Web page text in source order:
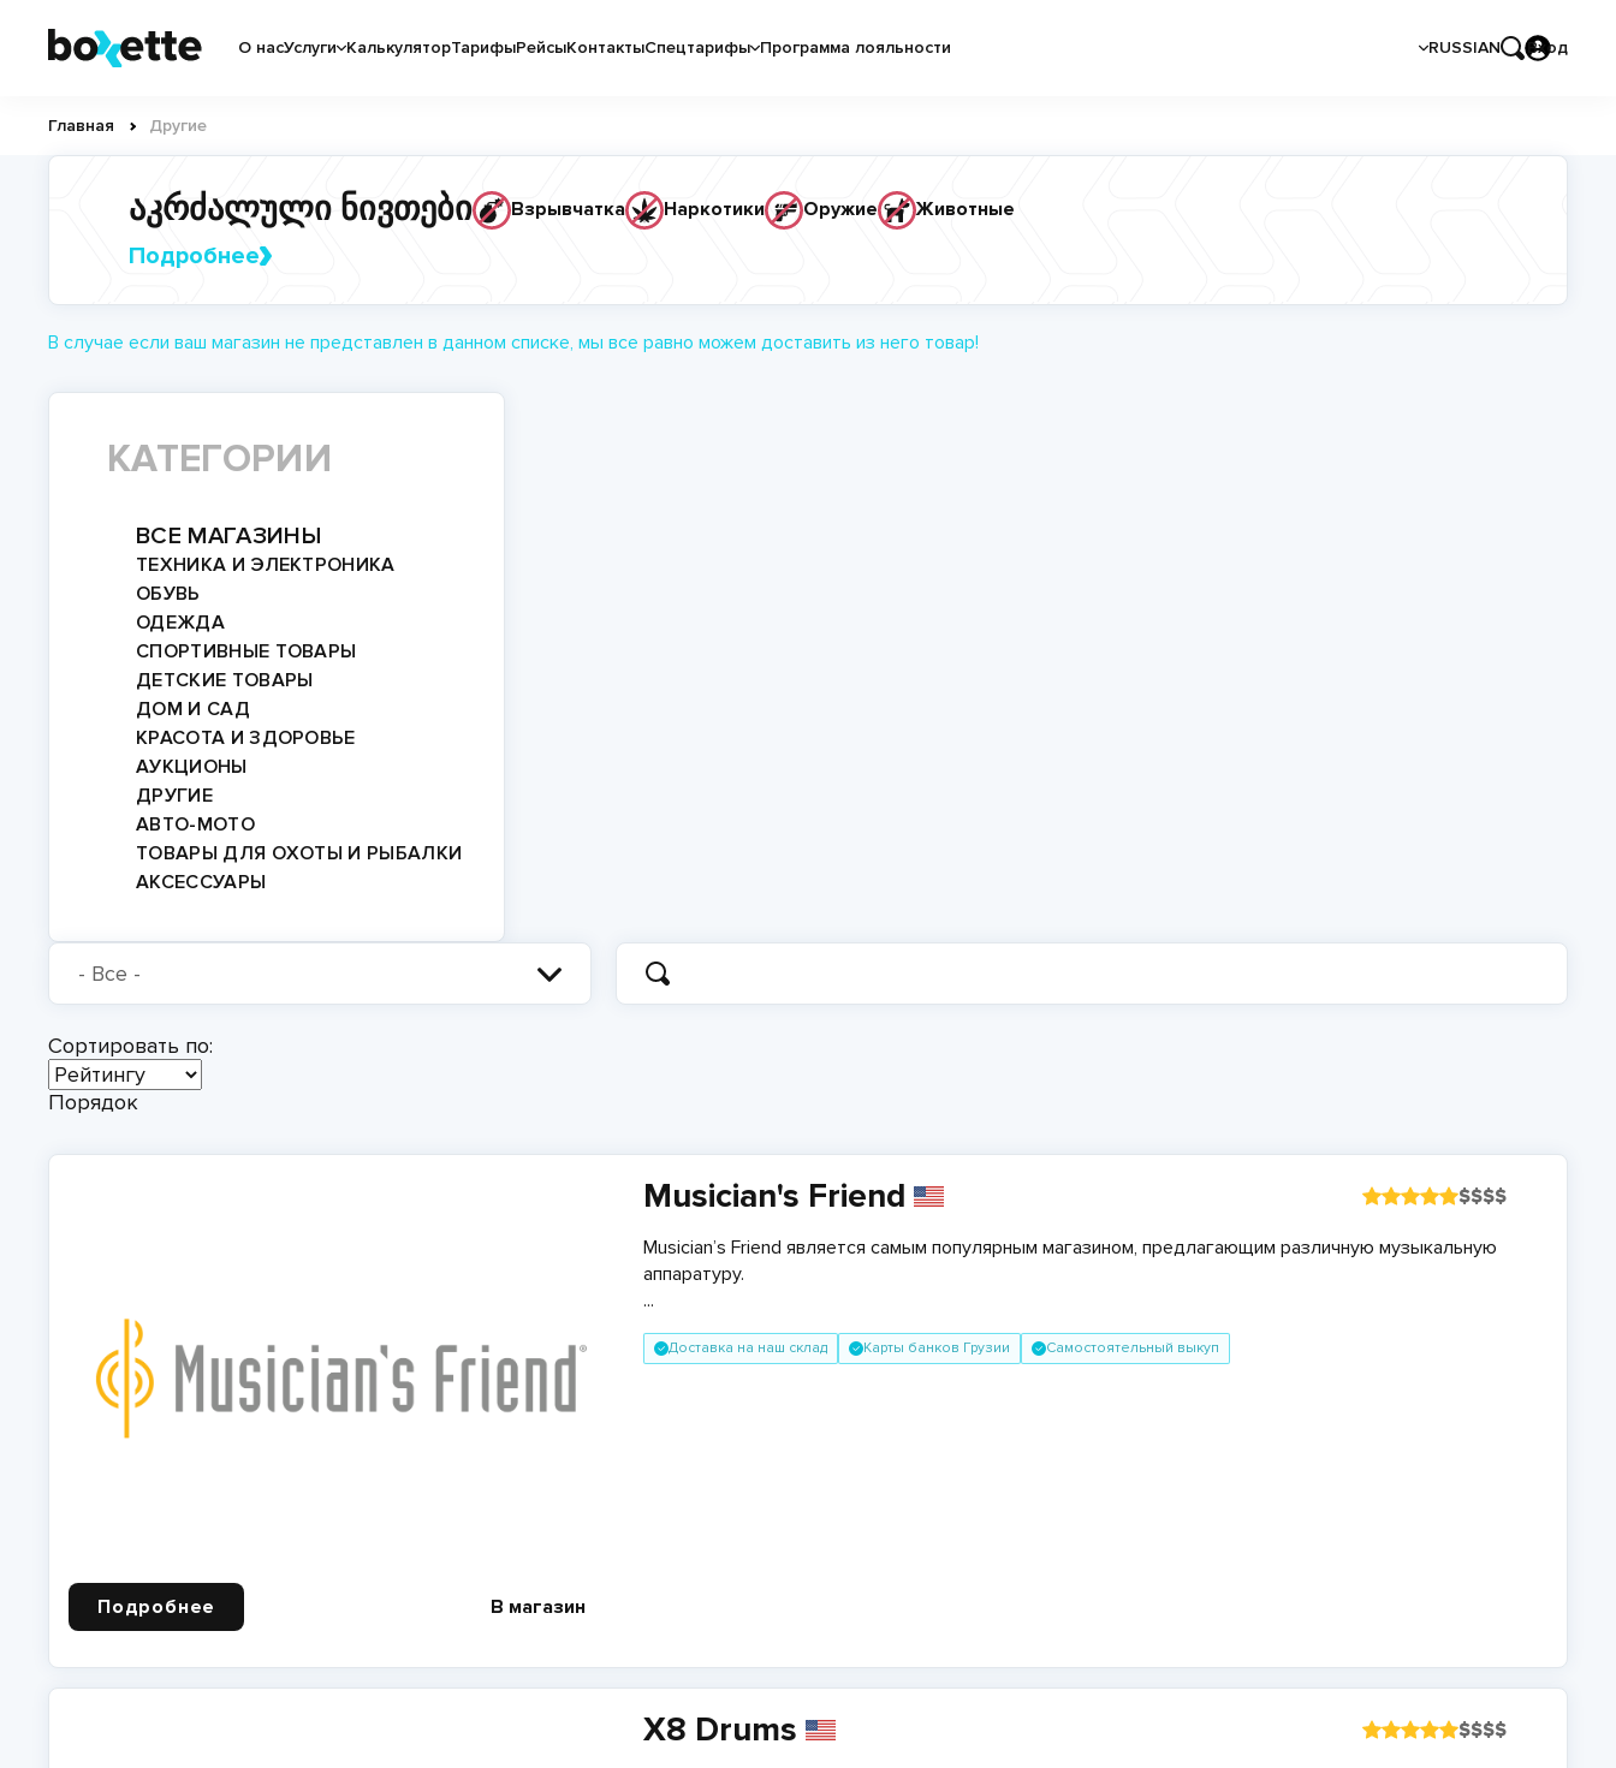
основному
навигация
О насУслуги КалькуляторТарифыРейсыКонтактыСпецтарифы Программа лояльности RUSSIAN Вход
Строка
навигации
Главная Другие
აკრძალული ნივთები Взрывчатка Наркотики Оружие Животные
Подробнее
В случае если ваш магазин не представлен в данном списке, мы все равно можем доставить из него товар!
КАТЕГОРИИ
ВСЕ МАГАЗИНЫ
ТЕХНИКА И ЭЛЕКТРОНИКА
ОБУВЬ
ОДЕЖДА
СПОРТИВНЫЕ ТОВАРЫ
ДЕТСКИЕ ТОВАРЫ
ДОМ И САД
КРАСОТА И ЗДОРОВЬЕ
АУКЦИОНЫ
ДРУГИЕ
АВТО-МОТО
ТОВАРЫ ДЛЯ ОХОТЫ И РЫБАЛКИ
АКСЕССУАРЫ
Сортировать по:
Порядок
Подробнее В магазин
Musician's Friend $$$$
Musician’s Friend является самым популярным магазином, предлагающим различную музыкальную
аппаратуру.
...
Доставка на наш склад Карты банков Грузии Самостоятельный выкуп
X8 Drums $$$$